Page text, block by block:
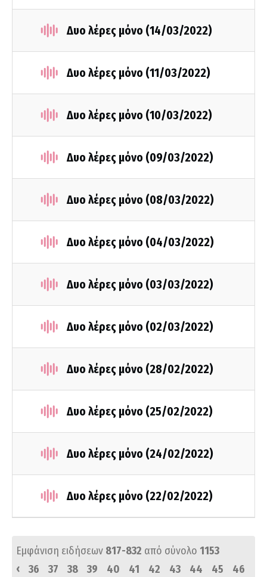
Δυο λέρες μόνο (14/03/2022)
Δυο λέρες μόνο (11/03/2022)
Δυο λέρες μόνο (10/03/2022)
Δυο λέρες μόνο (09/03/2022)
Δυο λέρες μόνο (08/03/2022)
Δυο λέρες μόνο (04/03/2022)
Δυο λέρες μόνο (03/03/2022)
Δυο λέρες μόνο (02/03/2022)
Δυο λέρες μόνο (28/02/2022)
Δυο λέρες μόνο (25/02/2022)
Δυο λέρες μόνο (24/02/2022)
Δυο λέρες μόνο (22/02/2022)
Εμφάνιση ειδήσεων 817-832 από σύνολο 1153
‹
36 37 38 39 40 41 42 43 44 45
46